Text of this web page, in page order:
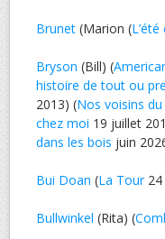
Brunet (Marion (
Bryson (Bill) (
histoire de tout ou
2013) (Nos voisins
chez moi 19 juillet
dans les bois juin
Bui Doan (La Tour24
Bullwinkel (Rita) (